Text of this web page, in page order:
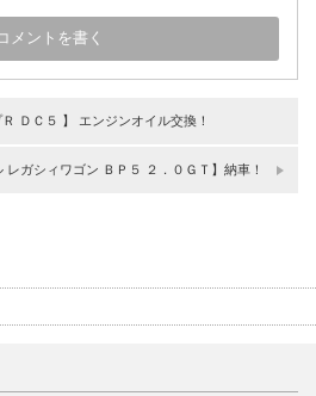
ＤＣ５ 】 エンジンオイル交換！
レガシィワゴン ＢＰ５ ２．０ＧＴ】納車！